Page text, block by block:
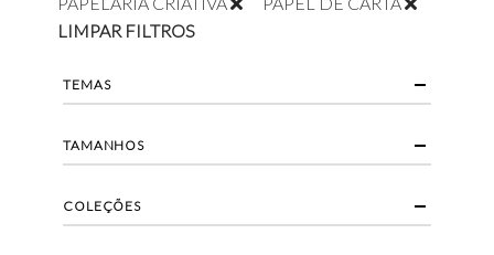
LIMPAR FILTROS
TEMAS
TAMANHOS
COLEÇÕES